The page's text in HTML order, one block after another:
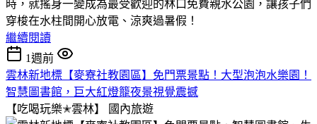
時，就搖身一變成為最受歡迎的林口免費親水公園，讓孩子們
穿梭在水柱間開心放電、涼爽過暑假！
繼續閱讀
1週前
雲林新地標【麥寮社教園區】免門票景點！大型泡泡水樂園！
智慧圖書館，巨大紅燈籠夜景視覺震撼
【吃喝玩樂✭雲林】
國內旅遊